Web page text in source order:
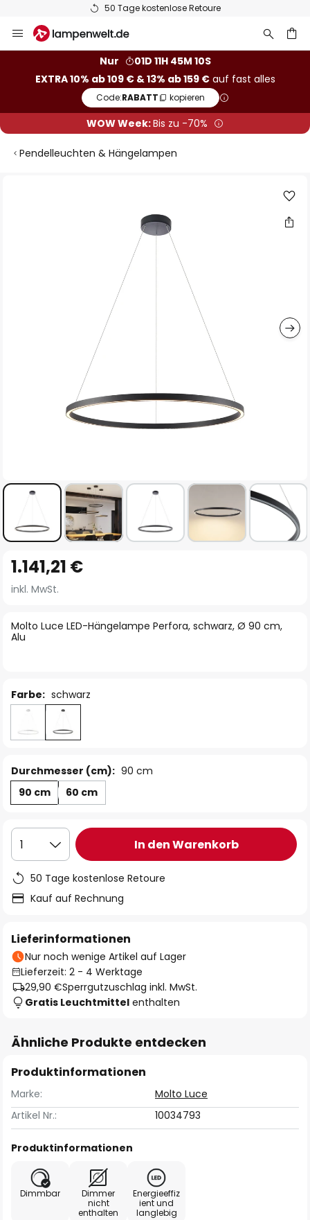
50 Tage kostenlose Retoure
Inhalt
Nur
01D 11H 45M 09S
EXTRA 10% ab 109 € & 13% ab 159 €auf fast alles
Code:RABATT kopieren
WOW Week:Bis zu -70%
Pendelleuchten & Hängelampen
Anfang
der
springen
Molto Luce LED-Hängelampe Perfora, schwarz, Ø 90 cm,
Alu
1.141,21 €
inkl. MwSt.
Farbe: schwarz
Durchmesser (cm): 90 cm
90 cm
60 cm
1 In den Warenkorb
50 Tage kostenlose Retoure
Kauf auf Rechnung
Lieferinformationen
Nur noch wenige Artikel auf Lager
Lieferzeit: 2 - 4 Werktage
29,90 €Sperrgutzuschlag inkl. MwSt.
Gratis Leuchtmittel enthalten
Ähnliche Produkte entdecken
Produktinformationen
Marke:
Molto Luce
Artikel Nr.:
10034793
Produktinformationen
Dimmbar
Dimmer
nicht
enthalten
Energieeffiz
ient und
langlebig